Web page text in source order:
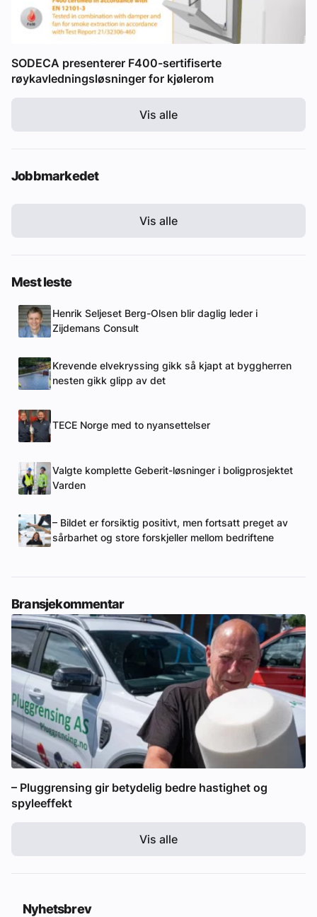
SODECA presenterer F400-sertifiserte
røykavledningsløsninger for kjølerom
Vis alle
Jobbmarkedet
Vis alle
Mest leste
Henrik Seljeset Berg-Olsen blir daglig leder i
Zijdemans Consult
Krevende elvekryssing gikk så kjapt at byggherren
nesten gikk glipp av det
TECE Norge med to nyansettelser
Valgte komplette Geberit-løsninger i boligprosjektet
Varden
– Bildet er forsiktig positivt, men fortsatt preget av
sårbarhet og store forskjeller mellom bedriftene
Bransjekommentar
– Pluggrensing gir betydelig bedre hastighet og
spyleeffekt
Vis alle
Nyhetsbrev